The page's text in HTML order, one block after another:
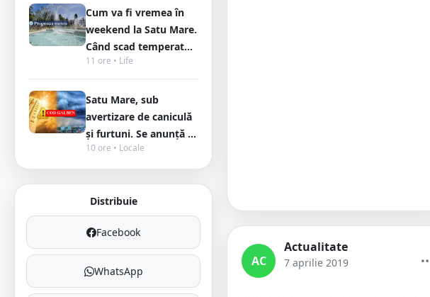
Cum va fi vremea în
weekend la Satu Mare.
Când scad temperat...
11 ore • Life
Satu Mare, sub
avertizare de caniculă
și furtuni. Se anunță ...
10 ore • Locale
Distribuie
Facebook
WhatsApp
AC
Actualitate
7 aprilie 2019